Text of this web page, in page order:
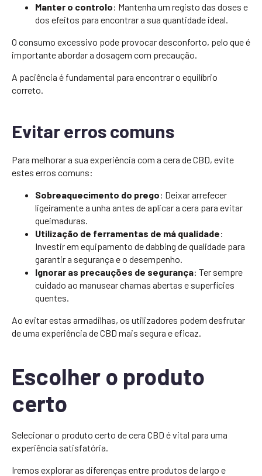
Manter o controlo: Mantenha um registo das doses e
dos efeitos para encontrar a sua quantidade ideal.
O consumo excessivo pode provocar desconforto, pelo que é
importante abordar a dosagem com precaução.
A paciência é fundamental para encontrar o equilíbrio
correto.
Evitar erros comuns
Para melhorar a sua experiência com a cera de CBD, evite
estes erros comuns:
Sobreaquecimento do prego: Deixar arrefecer
ligeiramente a unha antes de aplicar a cera para evitar
queimaduras.
Utilização de ferramentas de má qualidade:
Investir em equipamento de dabbing de qualidade para
garantir a segurança e o desempenho.
Ignorar as precauções de segurança: Ter sempre
cuidado ao manusear chamas abertas e superfícies
quentes.
Ao evitar estas armadilhas, os utilizadores podem desfrutar
de uma experiência de CBD mais segura e eficaz.
Escolher o produto
certo
Selecionar o produto certo de cera CBD é vital para uma
experiência satisfatória.
Iremos explorar as diferenças entre produtos de largo e